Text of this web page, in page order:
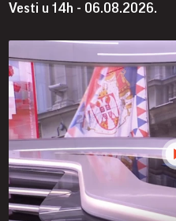
Vesti u 14h - 06.08.2026.